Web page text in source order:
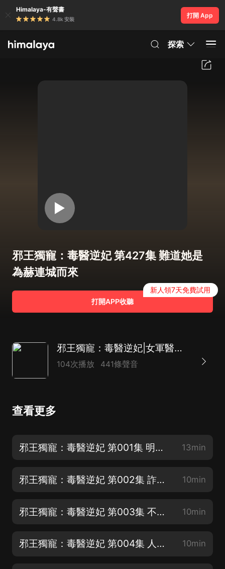
Himalaya-有聲書
4.8k 安裝
打開 App
探索
邪王獨寵：毒醫逆妃 第427集 難道她是
為赫連城而來
打開APP收聽
新人領7天免費試用
邪王獨寵：毒醫逆妃|女軍醫穿越逆襲|兄弟相殘為爭寵
104次播放 441條聲音
查看更多
邪王獨寵：毒醫逆妃 第001集 明明死了啊 13min
邪王獨寵：毒醫逆妃 第002集 詐屍了 10min
邪王獨寵：毒醫逆妃 第003集 不是個好惹的主 10min
邪王獨寵：毒醫逆妃 第004集 人若犯我，給你一針 10min